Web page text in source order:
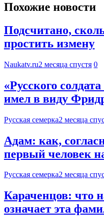
Похожие новости
Подсчитано,
простить измену
Naukatv.ru2 месяца спустя 0
«Русского
имел в виду
Русская семерка2 месяца
Адам: как,
первый человек
Русская семерка2 месяца
Караченцов: что
означает эта